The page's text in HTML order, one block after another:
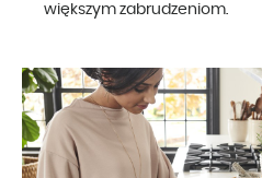
większym zabrudzeniom.